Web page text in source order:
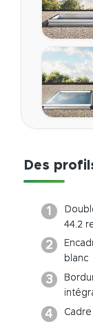
Des
44.2
blanc